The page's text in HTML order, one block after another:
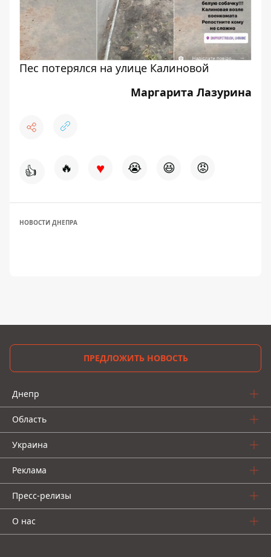
Пес потерялся на улице Калиновой
Маргарита Лазурина
👍 🔥 ♥ 😭 😆 😡
НОВОСТИ ДНЕПРА
ПРЕДЛОЖИТЬ НОВОСТЬ
Днепр
Область
Украина
Реклама
Пресс-релизы
О нас